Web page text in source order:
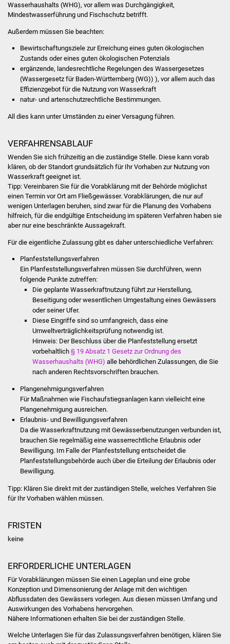
Partnerstädte
Schulentwicklung Bizet
Sanierung Hallenbad
Sanierung Bizethalle
Presse
Was erledige ich wo
Dienstleistungen
Bürgerinfos
Bildung
Schulen
Kindergärten
Kolping-Musikschule
Volkshochschule
Soziale Einrichtungen
Lokale Agenda
Kinder- und
Familienzentrum
Stadtwerke
Suenergie
Wasserhaushalts (WHG), vor allem was Durchgängigkeit,
Mindestwasserführung und Fischschutz betrifft.
Außerdem müssen Sie beachten:
Bewirtschaftungsziele zur Erreichung eines guten ökologischen
Zustands oder eines guten ökologischen Potenzials
ergänzende, landesrechtliche Regelungen des Wassergesetzes
(Wassergesetz für Baden-Württemberg (WG)) ), vor allem auch das
Effizienzgebot für die Nutzung von Wasserkraft
natur- und artenschutzrechtliche Bestimmungen.
All dies kann unter Umständen zu einer Versagung führen.
VERFAHRENSABLAUF
Wenden Sie sich frühzeitig an die zuständige Stelle. Diese kann vorab
klären, ob der Standort grundsätzlich für Ihr Vorhaben zur Nutzung von
Wasserkraft geeignet ist.
Tipp:Vereinbaren Sie für die Vorabklärung mit der Behörde möglichst
einen Termin vor Ort am Fließgewässer. Vorabklärungen, die nur auf
wenigen Unterlagen beruhen, sind zwar für die Planung des Vorhabens
hilfreich, für die endgültige Entscheidung im späteren Verfahren haben sie
aber nur eine beschränkte Aussagekraft.
Für die eigentliche Zulassung gibt es daher unterschiedliche Verfahren:
Planfeststellungsverfahren
Ein Planfeststellungsverfahren müssen Sie durchführen, wenn
folgende Punkte zutreffen:
Die geplante Wasserkraftnutzung führt zur Herstellung,
Beseitigung oder wesentlichen Umgesta ltung eines Gewässers
oder seiner Ufer.
Diese Eingriffe sind so umfangreich, dass eine
Umweltverträglichkeitsprüfung notwendig ist.
Hinweis: Der Beschluss über die Planfeststellung ersetzt
vorbehaltlich§ 19 Absatz 1 Gesetz zur Ordnung des
Wasserhaushalts (WHG) alle behördlichen Zulassungen, die Sie
nach anderen Rechtsvorschriften brauchen.
Plangenehmigungsverfahren
Für Maßnahmen wie Fischaufstiegsanlagen kann vielleicht eine
Plangenehmigung ausreichen.
Erlaubnis- und Bewilligungsverfahren
Da die Wasserkraftnutzung mit Gewässerbenutzungen verbunden ist,
brauchen Sie regelmäßig eine wasserrechtliche Erlaubnis oder
Bewilligung. Im Falle der Planfeststellung entscheidet die
Planfeststellungsbehörde auch über die Erteilung der Erlaubnis oder
Bewilligung.
Tipp: Klären Sie direkt mit der zuständigen Stelle, welches Verfahren Sie
für Ihr Vorhaben wählen müssen.
FRISTEN
keine
ERFORDERLICHE UNTERLAGEN
Für Vorabklärungen müssen Sie einen Lageplan und eine grobe
Konzeption und Dimensonierung der Anlage mit den wichtigen
Abflussdaten des Gewässers vorlegen. Aus diesen müssen Umfang und
Auswirkungen des Vorhabens hervorgehen.
Nähere Informationen erhalten Sie bei der zuständigen Stelle.
Welche Unterlagen Sie für das Zulassungsverfahren benötigen, klären Sie